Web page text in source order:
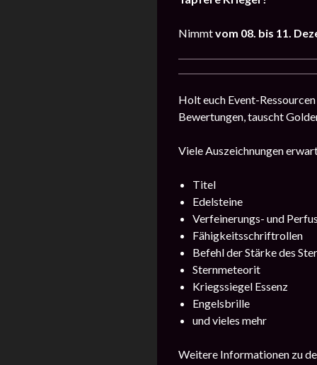
Nimmtvom 08. bis 11.
Holt euch Event-
Bewertungen, tauscht
Viele Auszeichnungen
Titel
Edelsteine
Verfeinerungs- und
Fähigkeitsschriftrollen
Befehl der Stärke des
Sternmeteorit
Kriegssiegel Essenz
Engelsbrille
und vieles mehr
Weitere Informationen zu